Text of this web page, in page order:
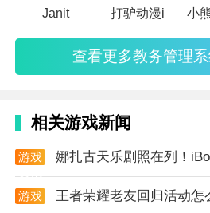
app功能
1. 直播功能：支持用户、商家
播，不受地域和时间限制。
播中展示和销售。
3. 互动玩法：提供自定义红包
法，帮助主播掌控直播氛围。
Janit 打驴动漫i 小
查看更多教务管理
相关游戏新闻
游戏
娜扎古天乐剧照在列！
游戏
王者荣耀老友回归活动